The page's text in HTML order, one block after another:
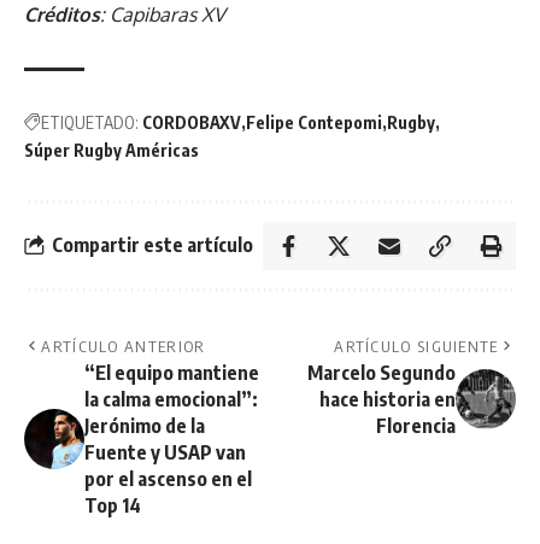
Créditos: Capibaras XV
ETIQUETADO: CORDOBAXV Felipe Contepomi Rugby
Súper Rugby Américas
Compartir este artículo
ARTÍCULO ANTERIOR
“El equipo mantiene
la calma emocional”:
Jerónimo de la
Fuente y USAP van
por el ascenso en el
Top 14
ARTÍCULO SIGUIENTE
Marcelo Segundo
hace historia en
Florencia